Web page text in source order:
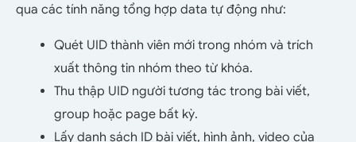
qua các tính năng tổng hợp data tự động như:
Quét UID thành viên mới trong nhóm và trích
xuất thông tin nhóm theo từ khóa.
Thu thập UID người tương tác trong bài viết,
group hoặc page bất kỳ.
Lấy danh sách ID bài viết, hình ảnh, video của